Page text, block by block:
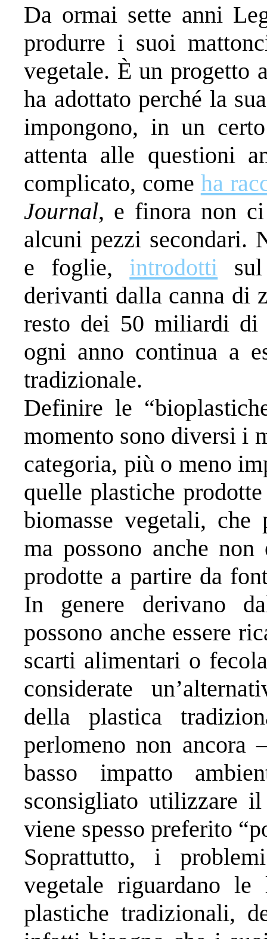
Da ormai sette anni
produrre i suoi
vegetale. È un progetto
ha adottato perché la
impongono, in un
attenta alle questioni
complicato, come ha
Journal, e finora non
alcuni pezzi secondari.
e foglie, introdotti
derivanti dalla canna di
resto dei 50 miliardi di
ogni anno continua a
tradizionale.
Definire le
momento sono diversi i
categoria, più o meno
quelle plastiche
biomasse vegetali, che
ma possono anche non
prodotte a partire da
In genere derivano
possono anche essere
scarti alimentari o
considerate
della plastica
perlomeno non ancora
basso impatto
sconsigliato utilizzare
viene spesso preferito
Soprattutto, i
vegetale riguardano
plastiche tradizionali,